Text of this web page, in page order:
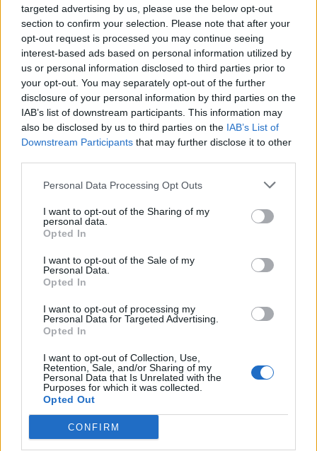
targeted advertising by us, please use the below opt-out
section to confirm your selection. Please note that after your
opt-out request is processed you may continue seeing
interest-based ads based on personal information utilized by
us or personal information disclosed to third parties prior to
your opt-out. You may separately opt-out of the further
disclosure of your personal information by third parties on the
IAB’s list of downstream participants. This information may
also be disclosed by us to third parties on the IAB’s List of
Downstream Participants that may further disclose it to other
Personal Data Processing Opt Outs
I want to opt-out of the Sharing of my
personal data.
Opted In
I want to opt-out of the Sale of my
Personal Data.
Opted In
I want to opt-out of processing my
Personal Data for Targeted Advertising.
Opted In
I want to opt-out of Collection, Use,
Retention, Sale, and/or Sharing of my
Personal Data that Is Unrelated with the
Purposes for which it was collected.
Opted Out
CONFIRM
Cozy Kidsστον 1o όροφο τουGolden Hall, τηλ.
210 6892765
Αν το παιδί σας είναι μεγάλο σε ηλικία,
διαλέξτε ένα μεγάλο παγούρι, ενώ αν το παιδί
στην τσάντα του. Το σίγουρο είναι πως στο
κατάστημα